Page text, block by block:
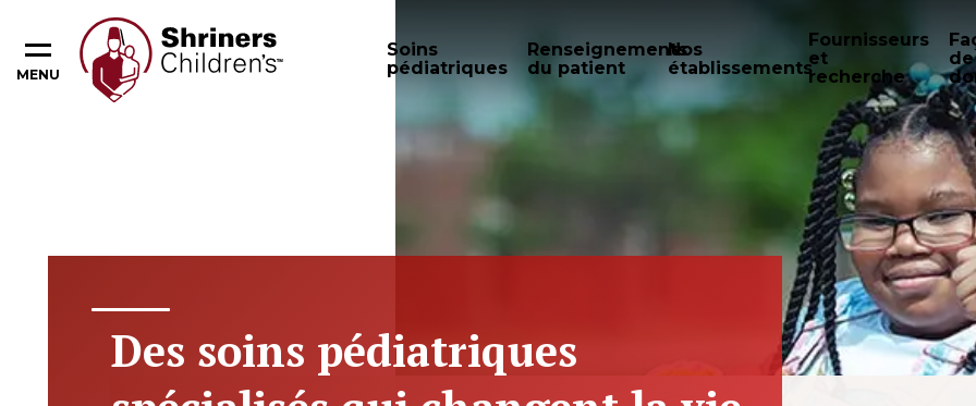
MENU
Soins
pédiatriques
Renseignements
du patient
Nos
établissements
Fournisseurs
et
recherche
de
Des soins pédiatriques